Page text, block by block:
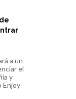
a un
el
y
Enjoy